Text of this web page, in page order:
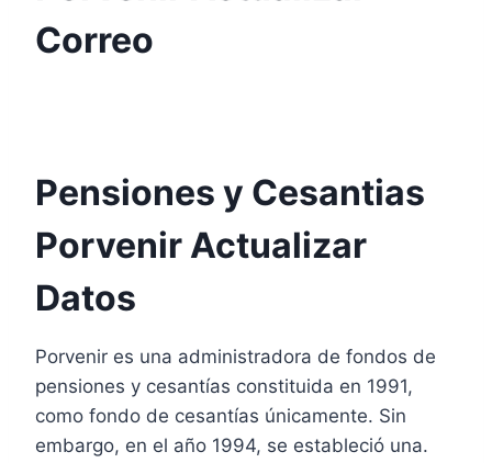
Correo
Pensiones y Cesantias
Porvenir Actualizar
Datos
Porvenir es una administradora de fondos de
pensiones y cesantías constituida en 1991,
como fondo de cesantías únicamente. Sin
embargo, en el año 1994, se estableció una.